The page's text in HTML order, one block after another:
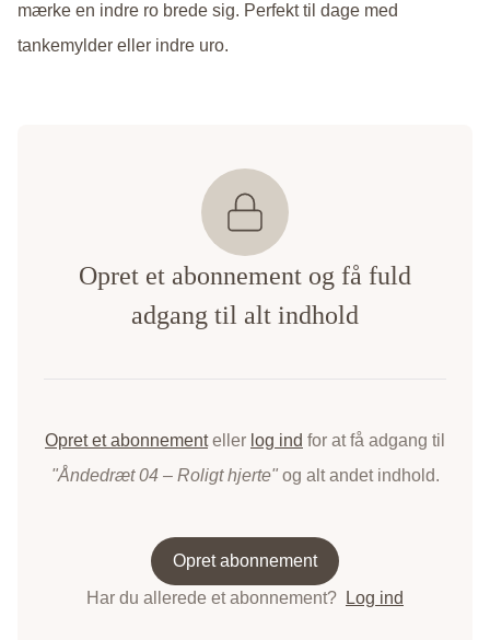
mærke en indre ro brede sig. Perfekt til dage med
tankemylder eller indre uro.
Opret et abonnement og få fuld
adgang til alt indhold
Opret et abonnementeller log ind for at få adgang til
"Åndedræt 04 – Roligt hjerte"og alt andet indhold.
Opret abonnement
Har du allerede et abonnement?
Log ind